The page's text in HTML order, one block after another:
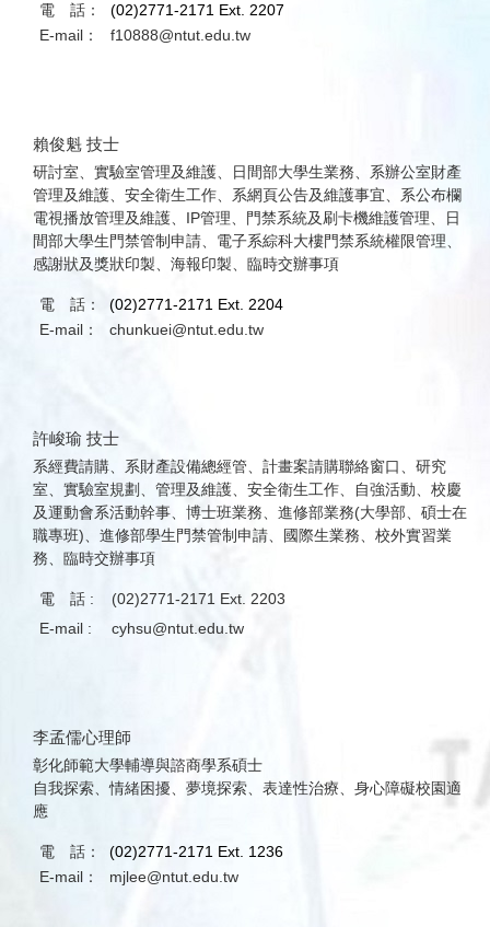
電 話：
(02)2771-2171 Ext. 2207
E-mail：
f10888@ntut.edu.tw
賴俊魁 技士
研討室、實驗室管理及維護、日間部大學生業務、系辦公室財產
管理及維護、安全衛生工作、系網頁公告及維護事宜、系公布欄
電視播放管理及維護、IP管理、門禁系統及刷卡機維護管理、日
間部大學生門禁管制申請、電子系綜科大樓門禁系統權限管理、
感謝狀及獎狀印製、海報印製、臨時交辦事項
電 話：
(02)2771-2171 Ext. 2204
E-mail：
chunkuei@ntut.edu.tw
許峻瑜 技士
系經費請購、系財產設備總經管、計畫案請購聯絡窗口、研究
室、實驗室規劃、管理及維護、安全衛生工作、自強活動、校慶
及運動會系活動幹事、博士班業務、進修部業務(大學部、碩士在
職專班)、進修部學生門禁管制申請、國際生業務、校外實習業
務、臨時交辦事項
電 話 :
(02)2771-2171 Ext. 2203
E-mail :
cyhsu@ntut.edu.tw
李孟儒心理師
彰化師範大學輔導與諮商學系碩士
自我探索、情緒困擾、夢境探索、表達性治療、身心障礙校園適
應
電 話：
(02)2771-2171 Ext. 1236
E-mail：
mjlee@ntut.edu.tw